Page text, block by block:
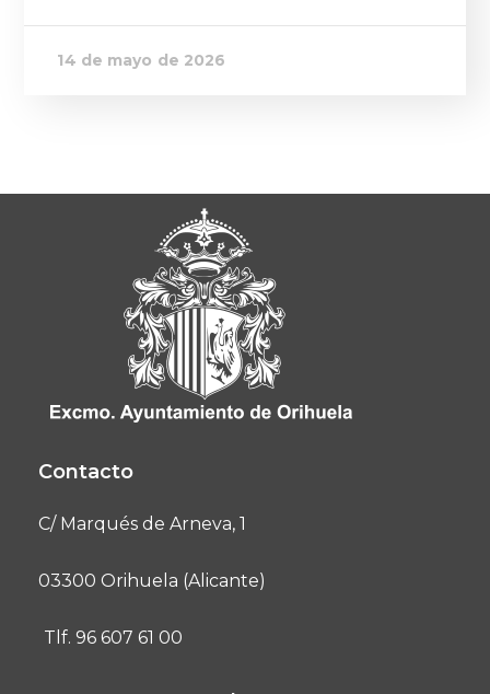
14 de mayo de 2026
Contacto
C/ Marqués de Arneva, 1
03300 Orihuela (Alicante)
Tlf. 96 607 61 00